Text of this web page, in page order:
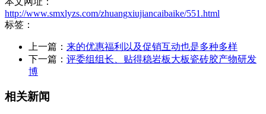
http://www.smxlyzs.com/zhuangxiujiancaibaike/551.html
标签：
上一篇： 来的优惠福利以及促销互动也是多种多样
下一篇： 评委组组长、贴得稳岩板大板瓷砖胶产物研发
博
相关新闻